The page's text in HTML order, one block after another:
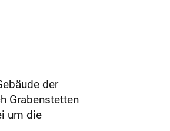
der
Grabenstetten
um die